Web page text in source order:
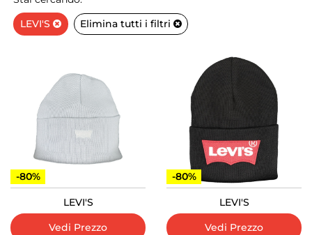
LEVI'S
Elimina tutti i filtri
-80%
LEVI'S
Vedi Prezzo
-80%
LEVI'S
Vedi Prezzo